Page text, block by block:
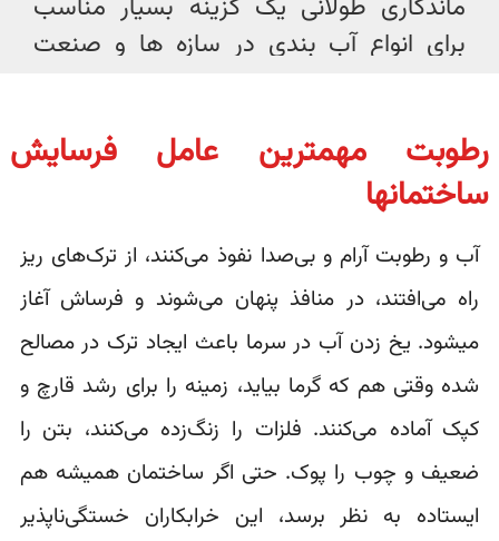
ماندگاری طولانی یک گزینه بسیار مناسب
برای انواع آب بندی در سازه ها و صنعت
رطوبت مهمترین عامل فرسایش
ساختمانها
آب و رطوبت آرام و بی‌صدا نفوذ می‌کنند، از ترک‌های ریز
راه می‌افتند، در منافذ پنهان می‌شوند و فرساش آغاز
میشود. یخ زدن آب در سرما باعث ایجاد ترک در مصالح
شده وقتی هم که گرما بیاید، زمینه را برای رشد قارچ و
کپک آماده می‌کنند. فلزات را زنگ‌زده می‌کنند، بتن را
ضعیف و چوب را پوک. حتی اگر ساختمان همیشه هم
ایستاده به نظر برسد، این خرابکاران خستگی‌ناپذیر